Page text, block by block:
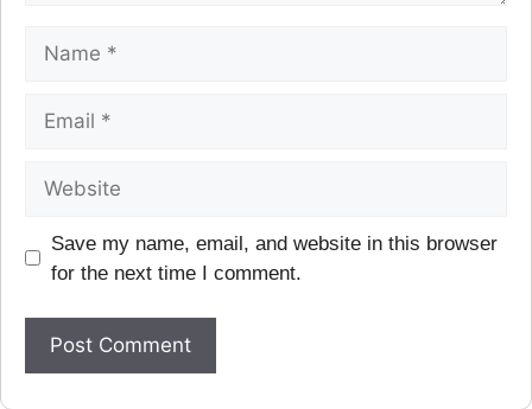
Save my name, email, and website in this browser
for the next time I comment.